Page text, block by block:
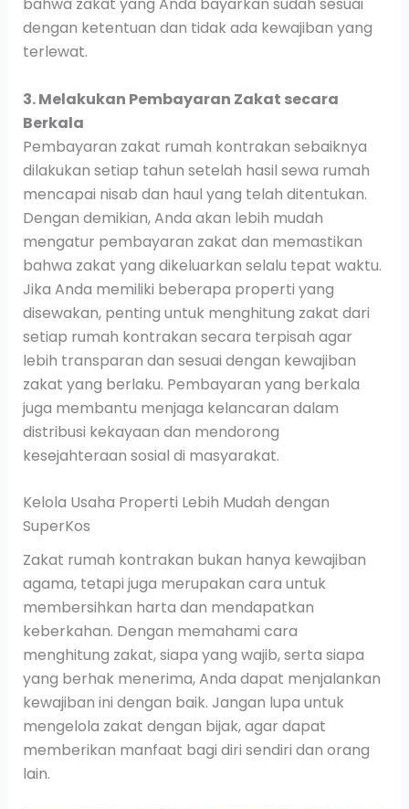
dengan ketentuan dan tidak ada kewajiban yang
terlewat.
3. Melakukan Pembayaran Zakat secara
Berkala
Pembayaran zakat rumah kontrakan sebaiknya
dilakukan setiap tahun setelah hasil sewa rumah
mencapai nisab dan haul yang telah ditentukan.
Dengan demikian, Anda akan lebih mudah
mengatur pembayaran zakat dan memastikan
bahwa zakat yang dikeluarkan selalu tepat waktu.
Jika Anda memiliki beberapa properti yang
disewakan, penting untuk menghitung zakat dari
setiap rumah kontrakan secara terpisah agar
lebih transparan dan sesuai dengan kewajiban
zakat yang berlaku. Pembayaran yang berkala
juga membantu menjaga kelancaran dalam
distribusi kekayaan dan mendorong
kesejahteraan sosial di masyarakat.
Kelola Usaha Properti Lebih Mudah dengan
SuperKos
Zakat rumah kontrakan bukan hanya kewajiban
agama, tetapi juga merupakan cara untuk
membersihkan harta dan mendapatkan
keberkahan. Dengan memahami cara
menghitung zakat, siapa yang wajib, serta siapa
yang berhak menerima, Anda dapat menjalankan
kewajiban ini dengan baik. Jangan lupa untuk
mengelola zakat dengan bijak, agar dapat
memberikan manfaat bagi diri sendiri dan orang
lain.